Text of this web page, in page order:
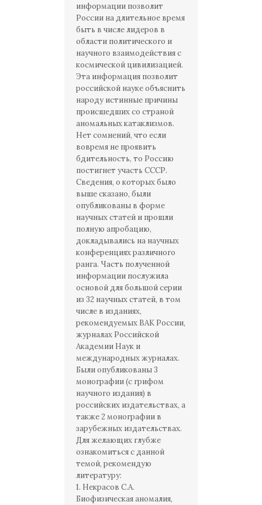
информации позволит
России на длительное время
быть в числе лидеров в
области политического и
научного взаимодействия с
космической цивилизацией.
Эта информация позволит
российской науке объяснить
народу истинные причины
происшедших со страной
аномальных катаклизмов.
Нет сомнений, что если
вовремя не проявить
бдительность, то Россию
постигнет участь СССР.
Сведения, о которых было
выше сказано, были
опубликованы в форме
научных статей и прошли
полную апробацию,
докладывались на научных
конференциях различного
ранга. Часть полученной
информации послужила
основой для большой серии
из 32 научных статей, в том
числе в изданиях,
рекомендуемых ВАК России,
журналах Российской
Академии Наук и
международных журналах.
Были опубликованы 3
монографии (с грифом
научного издания) в
российских издательствах, а
также 2 монографии в
зарубежных издательствах.
Для желающих глубже
ознакомиться с данной
темой, рекомендую
литературу:
1. Некрасов С.А.
Биофизическая аномалия,